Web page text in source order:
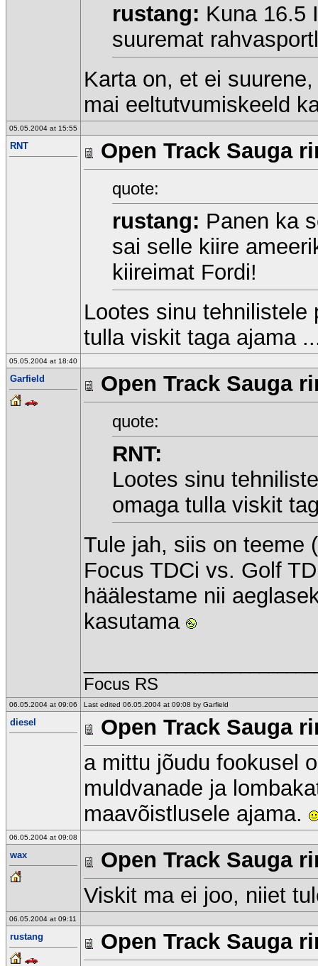
rustang: Kuna 16.5
suuremat
Karta on, et ei
mai eeltutvumiskeeld
05.05.2004 at 15:55
RNT Open Track Sauga
quote:
rustang: Panen ka
sai selle kiire
kiireimat Fordi!
Lootes sinu tehnilistele
tulla viskit taga ajama
05.05.2004 at 18:40
Garfield Open Track Sauga
quote:
RNT:
Lootes sinu
omaga tulla viskit
Tule jah, siis on teeme
Focus TDCi vs. Golf
häälestame nii
kasutama
Focus RS
06.05.2004 at 09:06 Last edited 06.05.2004 at 09:08 by Garfield
diesel
Open Track Sauga
a mittu jõudu fookusel
muldvanade ja
maavõistlusele ajama.
06.05.2004 at 09:08
wax
Open Track Sauga
Viskit ma ei joo, niiet
06.05.2004 at 09:11
rustang Open Track Sauga